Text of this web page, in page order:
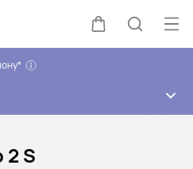
Щупальца
Поиск
2 S